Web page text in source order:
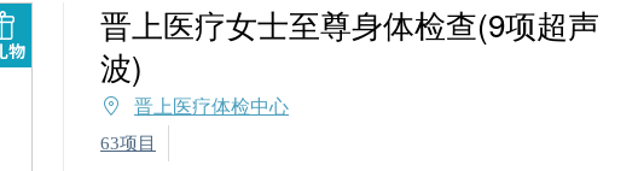
物
晋上医疗女士至尊身体检查(9项超声
波)
晋上医疗体检中心
63项目